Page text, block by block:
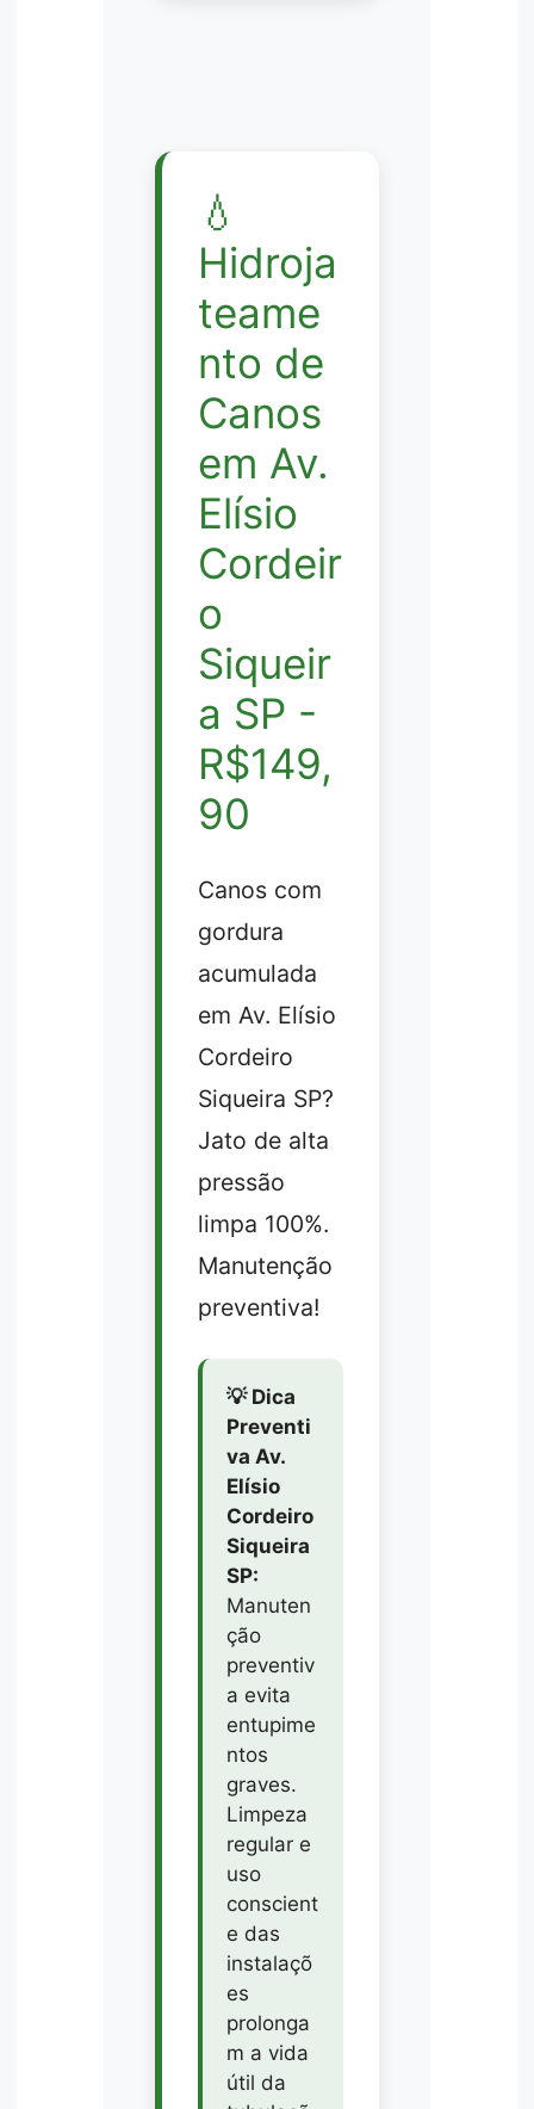
💧
Hidroja
teame
nto de
Canos
em Av.
Elísio
Cordeir
o
Siqueir
a SP -
R$149,
90
Canos com
gordura
acumulada
em Av. Elísio
Cordeiro
Siqueira SP?
Jato de alta
pressão
limpa 100%.
Manutenção
preventiva!
💡 Dica
Preventi
va Av.
Elísio
Cordeiro
Siqueira
SP:
Manuten
ção
preventiv
a evita
entupime
ntos
graves.
Limpeza
regular e
uso
conscient
e das
instalaçõ
es
prolonga
m a vida
útil da